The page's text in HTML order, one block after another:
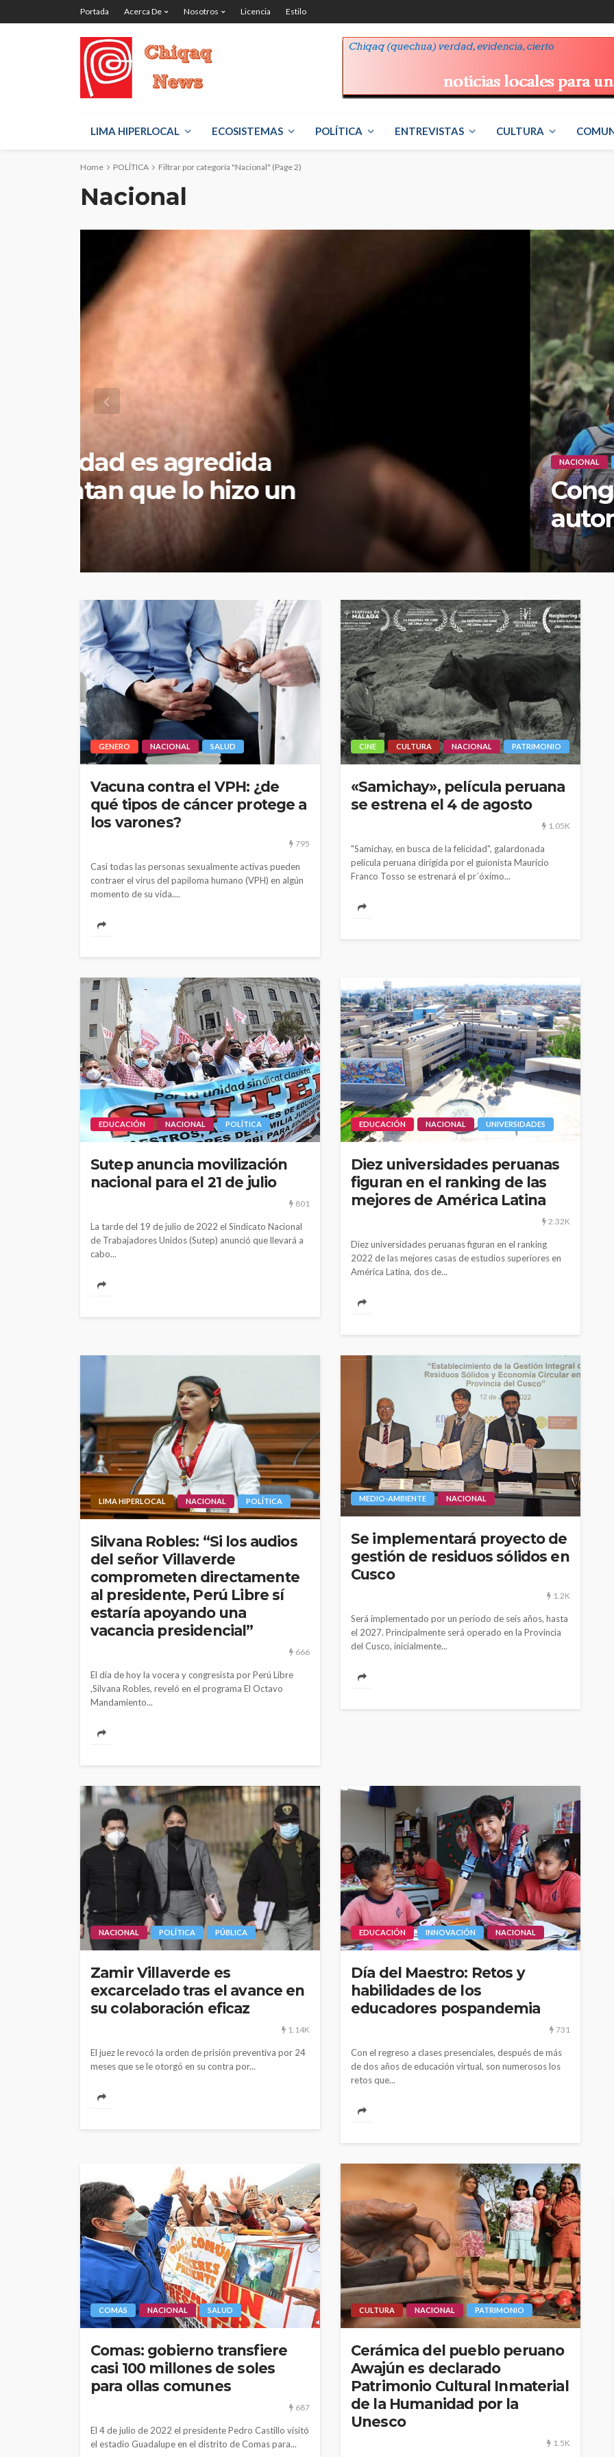
Portada Acerca De Nosotros Licencia Estilo
LIMA HIPERLOCAL ECOSISTEMAS POLÍTICA ENTREVISTAS CULTURA
Home POLÍTICA Filtrar por categoría "Nacional" (Page 2)
Nacional
NACIONAL POLÍTICA PÚBLICA
Congreso hace oficial ley de bachillerato
automático para universitarios
GENERO NACIONAL SALUD
Vacuna contra el VPH: ¿de
qué tipos de cáncer protege a
los varones?
795
Casi todas las personas sexualmente activas pueden
contraer el virus del papiloma humano (VPH) en algún
momento de su vida....
CINE CULTURA NACIONAL PATRIMONIO
«Samichay», película peruana
se estrena el 4 de agosto
1.05K
"Samichay, en busca de la felicidad", galardonada
película peruana dirigida por el guionista Mauricio
Franco Tosso se estrenará el pr´óximo...
EDUCACIÓN NACIONAL POLÍTICA
Sutep anuncia movilización
nacional para el 21 de julio
801
La tarde del 19 de julio de 2022 el Sindicato Nacional
de Trabajadores Unidos (Sutep) anunció que llevará a
cabo...
EDUCACIÓN NACIONAL UNIVERSIDADES
Diez universidades peruanas
figuran en el ranking de las
mejores de América Latina
2.32K
Diez universidades peruanas figuran en el ranking
2022 de las mejores casas de estudios superiores en
América Latina, dos de...
LIMA HIPERLOCAL NACIONAL POLÍTICA
Silvana Robles: “Si los audios
del señor Villaverde
comprometen directamente
al presidente, Perú Libre sí
estaría apoyando una
vacancia presidencial”
666
El día de hoy la vocera y congresista por Perú Libre
,Silvana Robles, reveló en el programa El Octavo
Mandamiento...
MEDIO-AMBIENTE NACIONAL
Se implementará proyecto de
gestión de residuos sólidos en
Cusco
1.2K
Será implementado por un período de seis años, hasta
el 2027. Principalmente será operado en la Provincia
del Cusco, inicialmente...
NACIONAL POLÍTICA PÚBLICA
Zamir Villaverde es
excarcelado tras el avance en
su colaboración eficaz
1.14K
El juez le revocó la orden de prisión preventiva por 24
meses que se le otorgó en su contra por...
EDUCACIÓN INNOVACIÓN NACIONAL
Día del Maestro: Retos y
habilidades de los
educadores pospandemia
731
Con el regreso a clases presenciales, después de más
de dos años de educación virtual, son numerosos los
retos que...
COMAS NACIONAL SALUD
Comas: gobierno transfiere
casi 100 millones de soles
para ollas comunes
687
El 4 de julio de 2022 el presidente Pedro Castillo visitó
el estadio Guadalupe en el distrito de Comas para...
CULTURA NACIONAL PATRIMONIO
Cerámica del pueblo peruano
Awajún es declarado
Patrimonio Cultural Inmaterial
de la Humanidad por la
Unesco
1.5K
POLÍTICA
Periodistas de TV Perú son
despedidos en nueva
gestión en IRTP
1.11K
CULTURA INNOVACIÓN TEATRO
El público como
protagonista en la
revitalización del teatro
peruano post pandemia